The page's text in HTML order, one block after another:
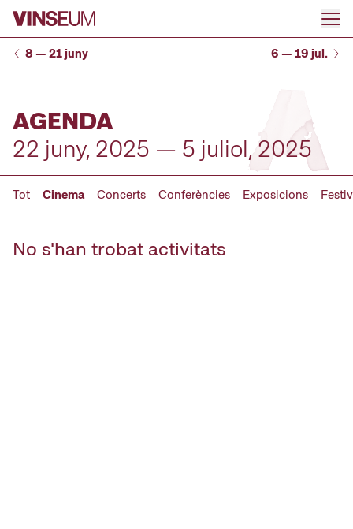
Anar al contingut
8 — 21 juny 6 — 19 jul.
AGENDA
22 juny, 2025 — 5 juliol, 2025
Tot Cinema Concerts Conferències Exposicions
No s'han trobat activitats